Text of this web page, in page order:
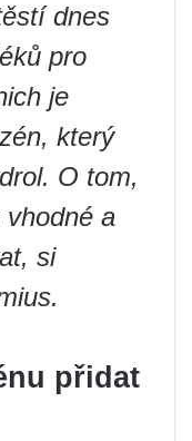
dnes
pro
je
který
O tom,
a
si
přidat